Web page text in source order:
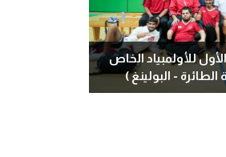
للأولمبياد الخاص
الطائرة - البولينغ )